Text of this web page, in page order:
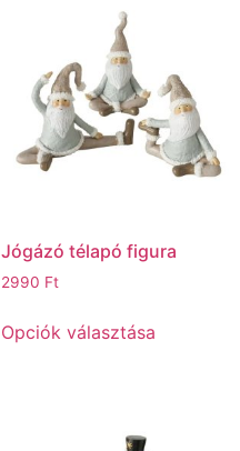
Jógázó télapó figura
2990 Ft
Opciók választása